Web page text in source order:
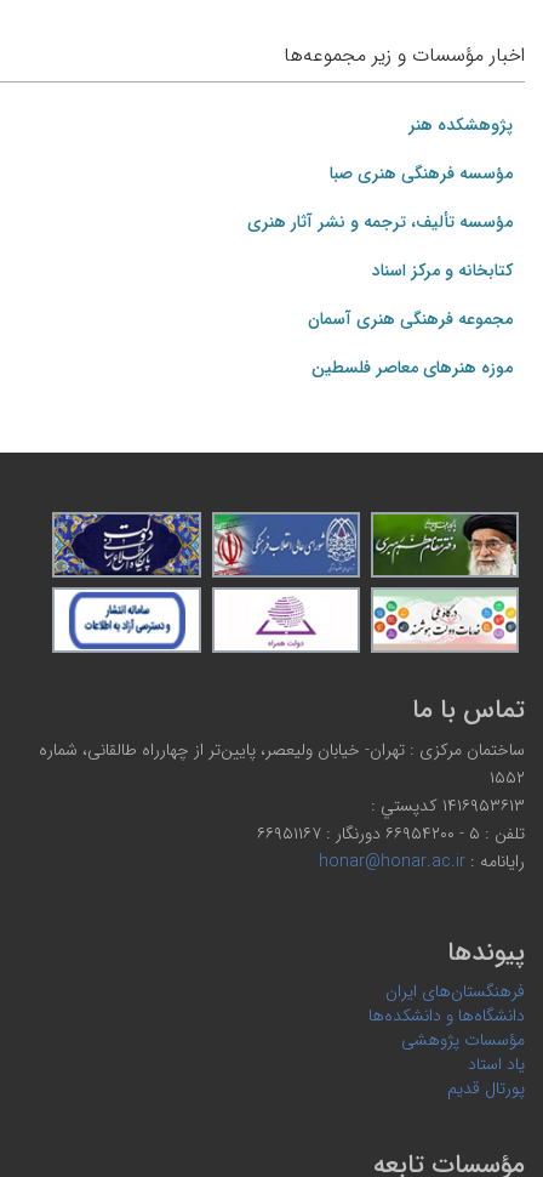
اخبار مؤسسات و زیر مجموعه‌ها
پژوهشکده هنر
مؤسسه فرهنگی هنری صبا
مؤسسه تألیف، ترجمه و نشر آثار هنری
کتابخانه و مرکز اسناد
مجموعه فرهنگی هنری آسمان
موزه هنرهای‌ معاصر فلسطین
تماس با ما
ساختمان مرکزی : تهران- خیابان ولیعصر، پایین‌تر از چهارراه طالقانی، شماره
۱۵۵۲
۱۴۱۶۹۵۳۶۱۳ كدپستي :
تلفن : ۵ - ۶۶۹۵۴۲۰۰ دورنگار : ۶۶۹۵۱۱۶۷
رایانامه :honar@honar.ac.ir
پیوندها
فرهنگستان‌های ایران
دانشگاه‌ها و دانشکده‌ها
مؤسسات پژوهشی
یاد استاد
پورتال قدیم
مؤسسات تابعه